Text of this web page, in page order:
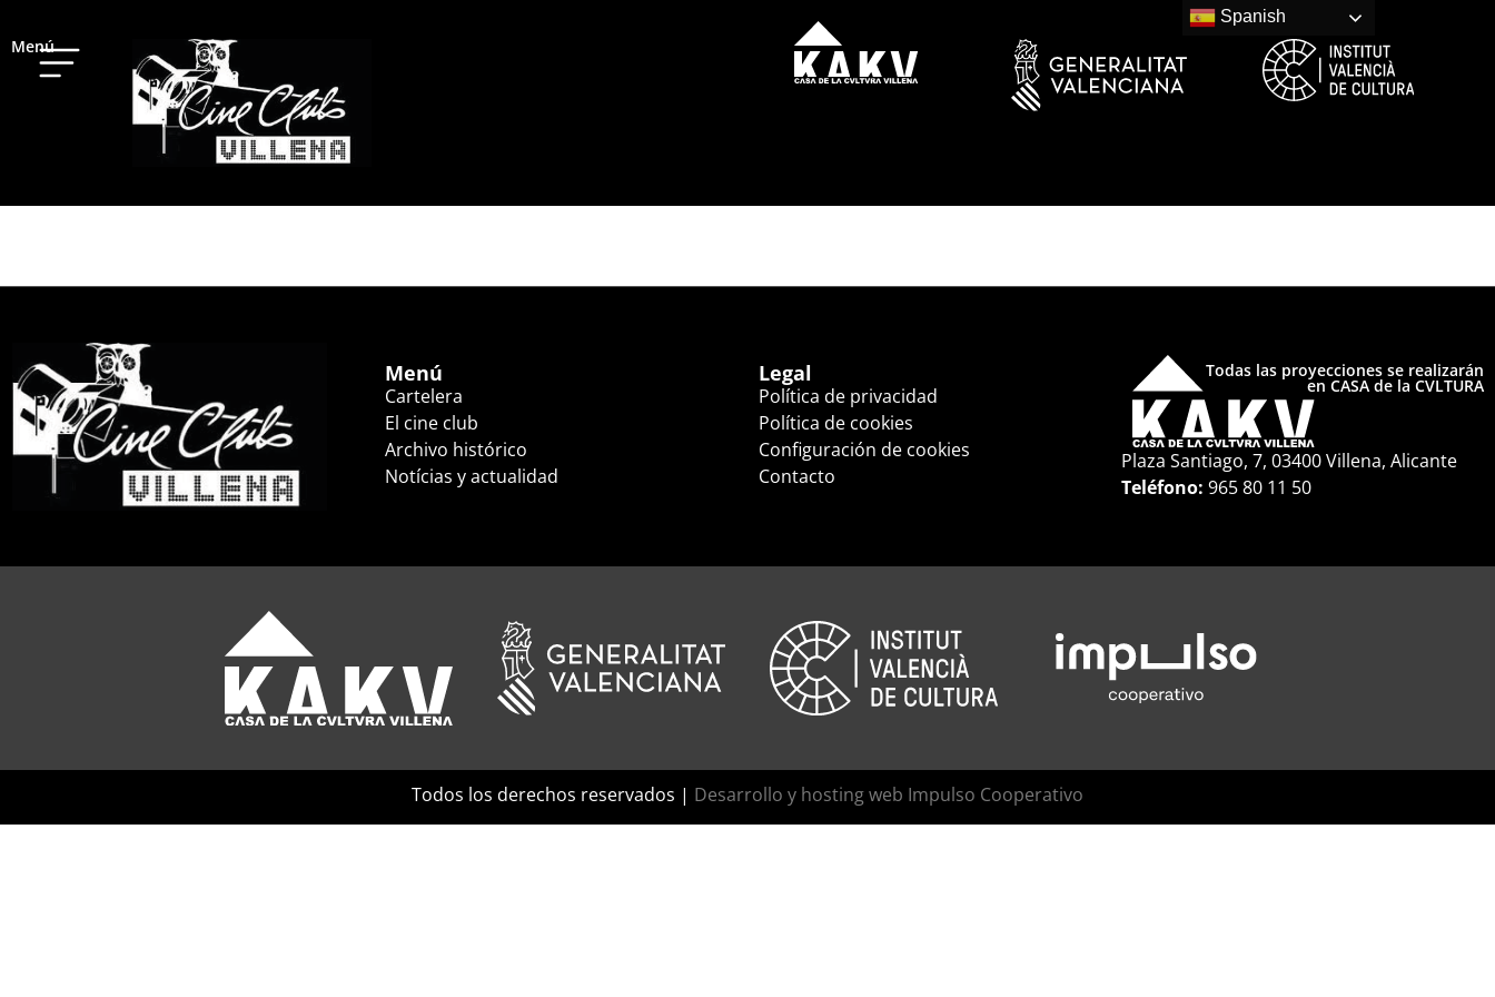
Menú
Menú
Cartelera
El cine club
Archivo histórico
Notícias y actualidad
Legal
Política de privacidad
Política de cookies
Configuración de cookies
Contacto
Todas las proyecciones se realizarán
en CASA de la CVLTURA
Plaza Santiago, 7, 03400 Villena, Alicante
Teléfono: 965 80 11 50
Todos los derechos reservados | Desarrollo y hosting web Impulso Cooperativo
Spanish